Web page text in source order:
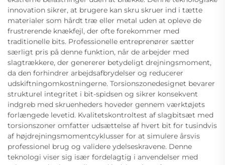
innovation sikrer, at brugere kan skru skruer ind i tætte
materialer som hårdt træ eller metal uden at opleve de
frustrerende knækfejl, der ofte forekommer med
traditionelle bits. Professionelle entreprenører sætter
særligt pris på denne funktion, når de arbejder med
slagtrækkere, der genererer betydeligt drejningsmoment,
da den forhindrer arbejdsafbrydelser og reducerer
udskiftningomkostningerne. Torsionszonedesignet bevarer
strukturel integritet i bit-spidsen og sikrer konsekvent
indgreb med skruenheders hoveder gennem værktøjets
forlængede levetid. Kvalitetskontroltest af slagbitsæt med
torsionszoner omfatter udsættelse af hvert bit for tusindvis
af højdrejningsmomentcyklusser for at simulere årsvis
professionel brug og validere ydelseskravene. Denne
teknologi viser sig især fordelagtig i anvendelser med